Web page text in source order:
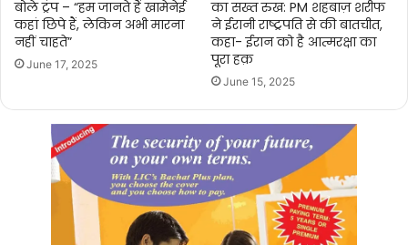
बोले ट्रंप – “हम जानते हैं खामेनेई
कहां छिपे हैं, लेकिन अभी मारना
नहीं चाहते”
June 17, 2025
का सख्त रुख: PM शहबाज़ शरीफ
ने ईरानी राष्ट्रपति से की बातचीत,
कहा- ईरान को है आत्मरक्षा का
पूरा हक़
June 15, 2025